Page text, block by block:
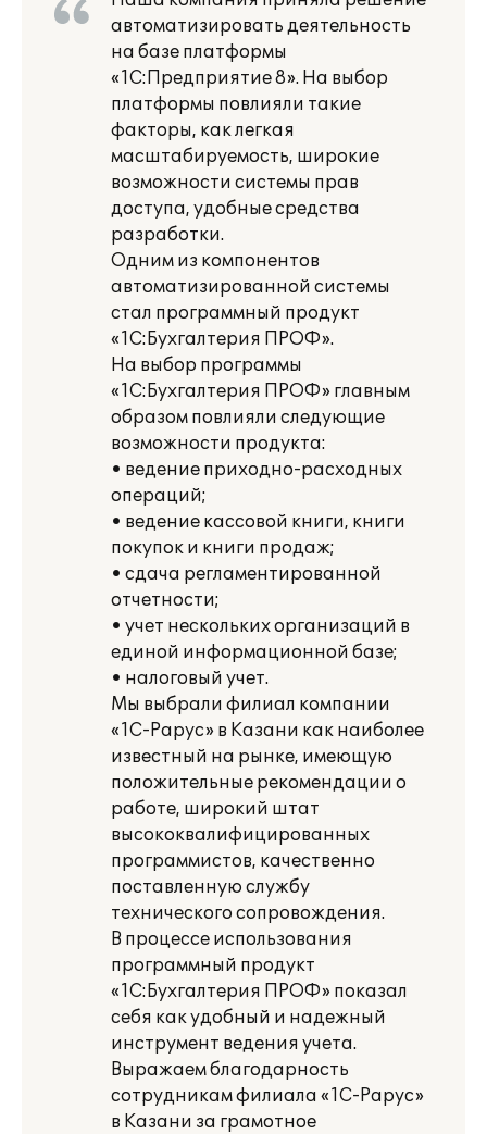
автоматизировать деятельность
на базе платформы
«1С:Предприятие 8». На выбор
платформы повлияли такие
факторы, как легкая
масштабируемость, широкие
возможности системы прав
доступа, удобные средства
разработки.
Одним из компонентов
автоматизированной системы
стал программный продукт
«1С:Бухгалтерия ПРОФ».
На выбор программы
«1С:Бухгалтерия ПРОФ» главным
образом повлияли следующие
возможности продукта:
• ведение приходно-расходных
операций;
• ведение кассовой книги, книги
покупок и книги продаж;
• сдача регламентированной
отчетности;
• учет нескольких организаций в
единой информационной базе;
• налоговый учет.
Мы выбрали филиал компании
«1С-Рарус» в Казани как наиболее
известный на рынке, имеющую
положительные рекомендации о
работе, широкий штат
высококвалифицированных
программистов, качественно
поставленную службу
технического сопровождения.
В процессе использования
программный продукт
«1С:Бухгалтерия ПРОФ» показал
себя как удобный и надежный
инструмент ведения учета.
Выражаем благодарность
сотрудникам филиала «1С-Рарус»
в Казани за грамотное